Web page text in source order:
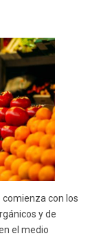
con los
y de
el medio